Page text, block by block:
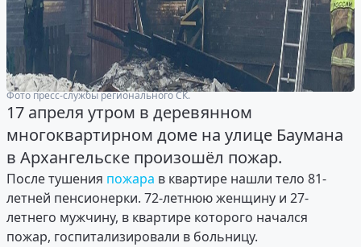
Фото пресс-службы регионального СК.
17 апреля утром в деревянном
многоквартирном доме на улице Баумана
в Архангельске произошёл пожар.
После тушения пожара в квартире нашли тело 81-
летней пенсионерки. 72-летнюю женщину и 27-
летнего мужчину, в квартире которого начался
пожар, госпитализировали в больницу.